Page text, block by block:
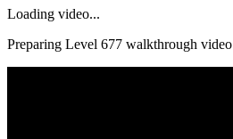
Loading video...
Preparing Level 677 walkthrough video